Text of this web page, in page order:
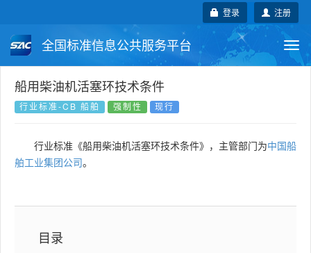
注册
登录
全国标准信息公共服务平台
国家标准 行业标准
国外标准 技术委员会
船用柴油机活塞环技术条件
行业标准-CB 船舶 强制性 现行
行业标准《船用柴油机活塞环技术条件》，主管部门为中国船
舶工业集团公司。
目录